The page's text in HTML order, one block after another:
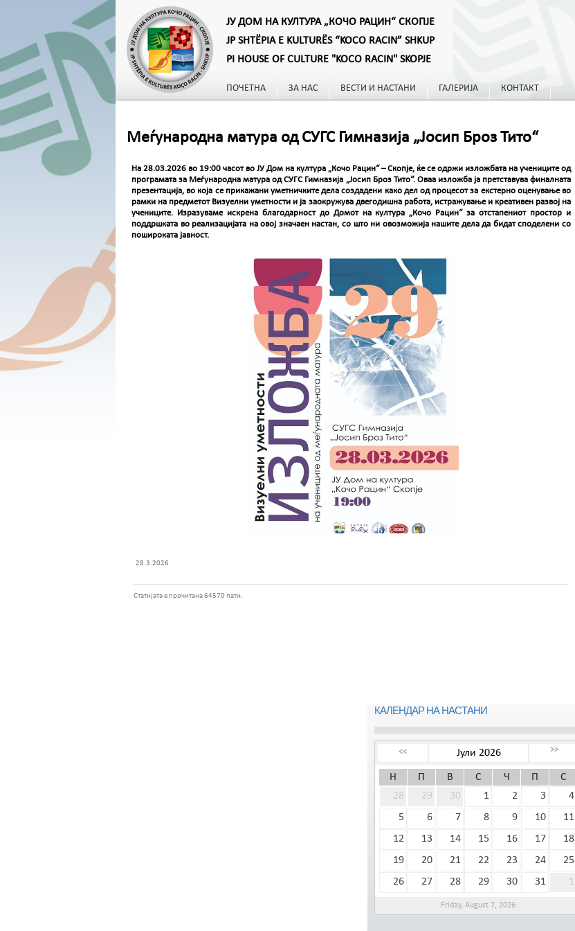
ЈУ ДОМ НА КУЛТУРА „КОЧО РАЦИН“ СКОПЈЕ
JP SHTËPIA E KULTURËS “KOCO RACIN” SHKUP
PI HOUSE OF CULTURE "KOCO RACIN" SKOPJE
ПОЧЕТНА ЗА НАС ВЕСТИ И НАСТАНИ ГАЛЕРИЈА КОНТАКТ
Меѓународна матура од СУГС Гимназија „Јосип Броз Тито“
На 28.03.2026 во 19:00 часот во ЈУ Дом на култура „Кочо Рацин“ – Скопје, ќе се одржи изложбата на учениците од
програмата за Меѓународна матура од СУГС Гимназија „Јосип Броз Тито“. Оваа изложба ја претставува финалната
презентација, во која се прикажани уметничките дела создадени како дел од процесот за екстерно оценување во
рамки на предметот Визуелни уметности и ја заокружува двегодишна работа, истражување и креативен развој на
учениците. Изразуваме искрена благодарност до Домот на култура „Кочо Рацин“ за отстапениот простор и
поддршката во реализацијата на овој значаен настан, со што ни овозможија нашите дела да бидат споделени со
пошироката јавност.
28.3.2026
Статијата е прочитана 64570 пати.
КАЛЕНДАР НА НАСТАНИ
<< Јули 2026 >>
Н П В С Ч П
С
28
29 30 1 2 3
4
5
6 7 8 9 10
11
12
13 14 15 16 17
18
19
20 21 22 23 24
25
26
27 28 29 30 31 1
Friday, August 7, 2026